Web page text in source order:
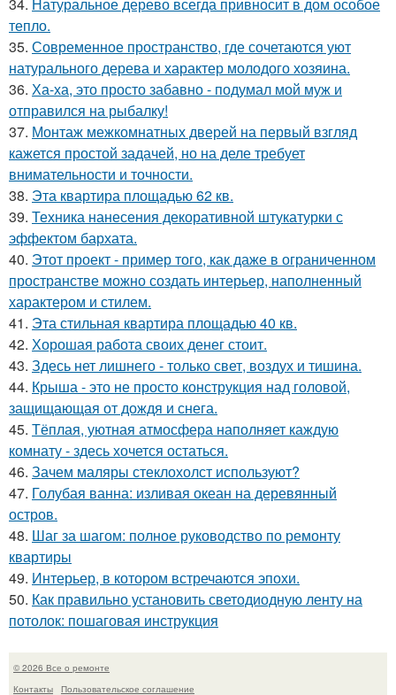
тепло.
35. Современное пространство, где сочетаются уют
натурального дерева и характер молодого хозяина.
36. Ха-ха, это просто забавно - подумал мой муж и
отправился на рыбалку!
37. Монтаж межкомнатных дверей на первый взгляд
кажется простой задачей, но на деле требует
внимательности и точности.
38. Эта квартира площадью 62 кв.
39. Техника нанесения декоративной штукатурки с
эффектом бархата.
40. Этот проект - пример того, как даже в ограниченном
пространстве можно создать интерьер, наполненный
характером и стилем.
41. Эта стильная квартира площадью 40 кв.
42. Хорошая работа своих денег стоит.
43. Здесь нет лишнего - только свет, воздух и тишина.
44. Крыша - это не просто конструкция над головой,
защищающая от дождя и снега.
45. Тёплая, уютная атмосфера наполняет каждую
комнату - здесь хочется остаться.
46. Зачем маляры стеклохолст используют?
47. Голубая ванна: изливая океан на деревянный
остров.
48. Шаг за шагом: полное руководство по ремонту
квартиры
49. Интерьер, в котором встречаются эпохи.
50. Как правильно установить светодиодную ленту на
потолок: пошаговая инструкция
© 2026 Все о ремонте
Контакты
Пользовательское соглашение